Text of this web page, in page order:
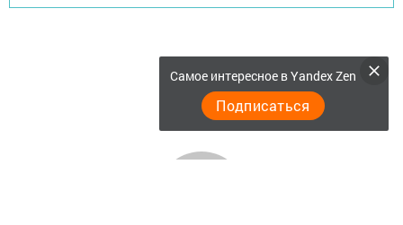
Самое интересное в Yandex Zen
Подписаться